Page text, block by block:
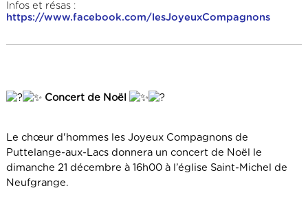
Infos et résas :
https://www.facebook.com/lesJoyeuxCompagnons
Concert de Noël
Le chœur d'hommes les Joyeux Compagnons de
Puttelange-aux-Lacs donnera un concert de Noël le
dimanche 21 décembre à 16h00 à l’église Saint-Michel de
Neufgrange.